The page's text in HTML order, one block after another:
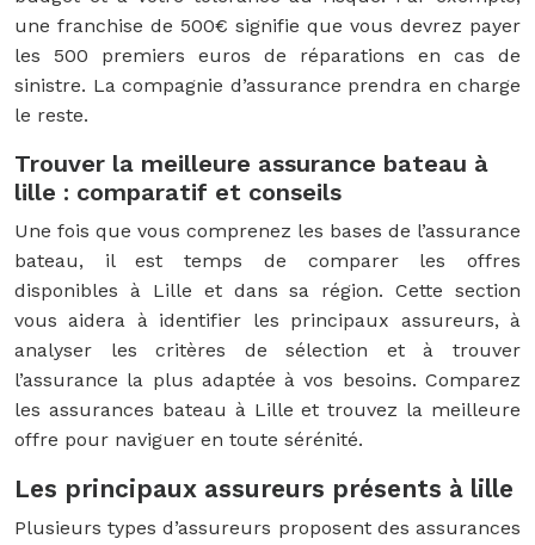
une franchise de 500€ signifie que vous devrez payer
les 500 premiers euros de réparations en cas de
sinistre. La compagnie d’assurance prendra en charge
le reste.
Trouver la meilleure assurance bateau à
lille : comparatif et conseils
Une fois que vous comprenez les bases de l’assurance
bateau, il est temps de comparer les offres
disponibles à Lille et dans sa région. Cette section
vous aidera à identifier les principaux assureurs, à
analyser les critères de sélection et à trouver
l’assurance la plus adaptée à vos besoins. Comparez
les assurances bateau à Lille et trouvez la meilleure
offre pour naviguer en toute sérénité.
Les principaux assureurs présents à lille
Plusieurs types d’assureurs proposent des assurances